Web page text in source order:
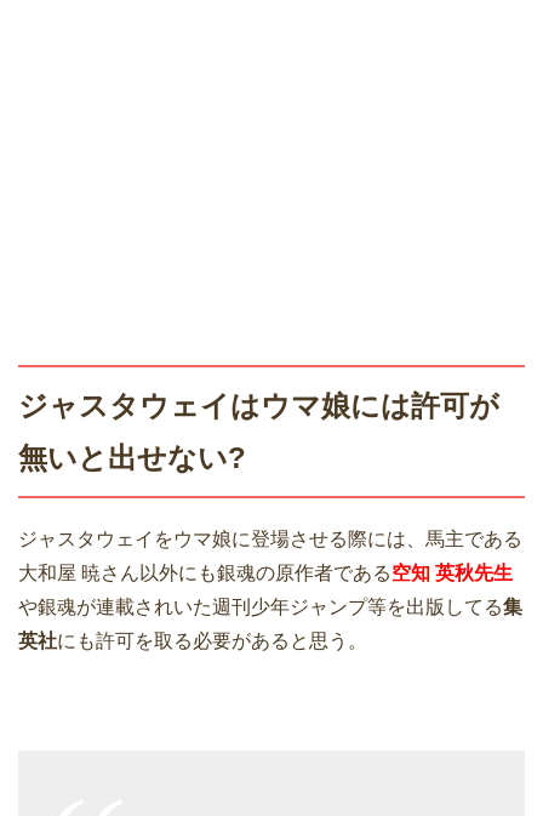
ジャスタウェイはウマ娘には許可が
無いと出せない?
ジャスタウェイをウマ娘に登場させる際には、馬主である
大和屋 暁さん以外にも銀魂の原作者である空知 英秋先生
や銀魂が連載されいた週刊少年ジャンプ等を出版してる集
英社にも許可を取る必要があると思う。